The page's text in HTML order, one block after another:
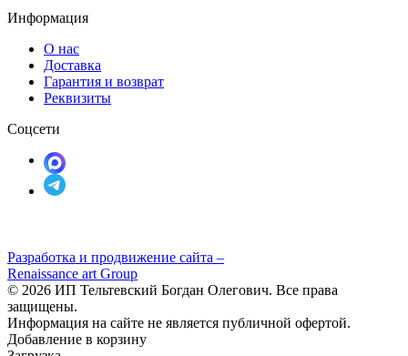
Информация
О нас
Доставка
Гарантия и возврат
Реквизиты
Соцсети
Разработка и продвижение сайта –
Renaissance art Group
© 2026 ИП Тельтевский Богдан Олегович. Все права
защищены.
Информация на сайте не является публичной офертой.
Добавление в корзину